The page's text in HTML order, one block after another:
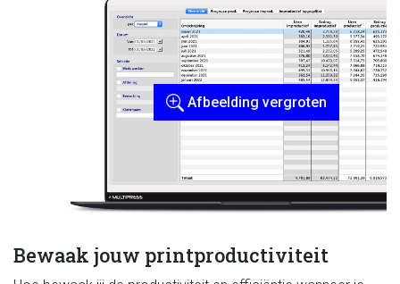
Bewaak jouw printproductiviteit
Afbeelding vergroten